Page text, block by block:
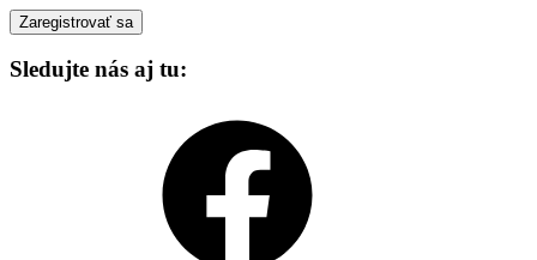
Sledujte nás aj tu: